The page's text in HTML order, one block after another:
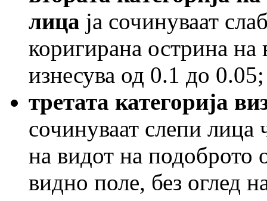
лица ја сочинуваат
коригирана острина
изнесува од 0.1 до 0.05;
третата категорија
сочинуваат слепи лица
на видот на подоброто
видно поле, без оглед